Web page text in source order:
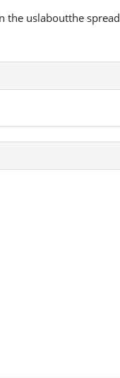
the uslaboutthe spread